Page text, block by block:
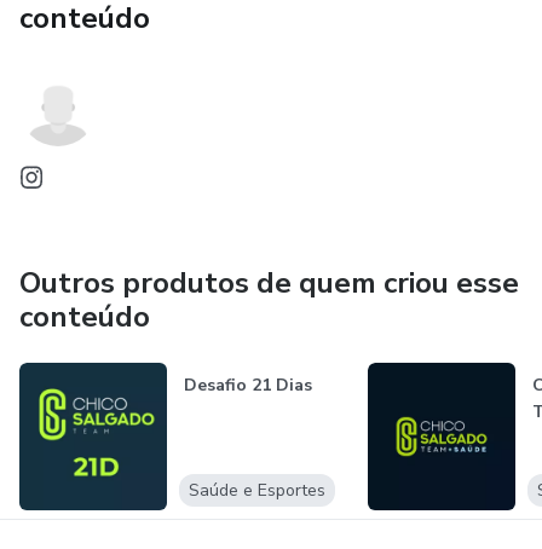
conteúdo
Outros produtos de quem criou esse
conteúdo
Desafio 21 Dias
Saúde e Esportes